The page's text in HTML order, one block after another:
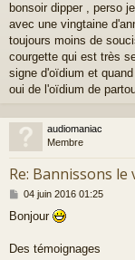
s
s
a
g
bonsoir dipper , perso
avec une vingtaine
toujours moins de
courgette qui est très
signe d'oïdium et
oui de l'oïdium de
audiomaniac
Membre
Re: Bannissons
M
s
a
04 juin 2016 01:25
Bonjour
Des témoignages